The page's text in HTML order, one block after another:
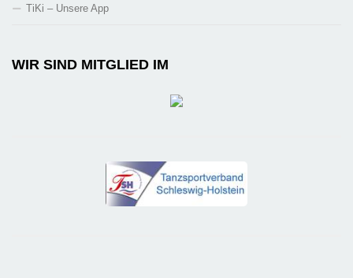
TiKi – Unsere App
WIR SIND MITGLIED IM